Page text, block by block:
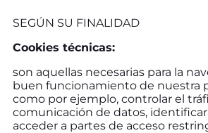
SEGÚN SU FINALIDAD
Cookies técnicas:
son aquellas necesarias para la
buen funcionamiento de nuestra
como por ejemplo, controlar el
comunicación de datos, identificar
acceder a partes de acceso